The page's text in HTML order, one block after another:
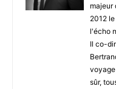
majeur
2012
l'écho
Il co-
voyage
sûr,